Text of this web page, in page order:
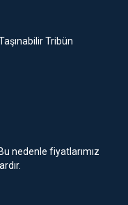
Tribün
nedenle fiyatlarımız